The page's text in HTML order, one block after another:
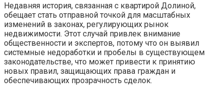
Недавняя история, связанная с квартирой Долиной,
обещает стать отправной точкой для масштабных
изменений в законах, регулирующих рынок
недвижимости. Этот случай привлек внимание
общественности и экспертов, потому что он выявил
системные недоработки и пробелы в существующем
законодательстве, что может привести к принятию
новых правил, защищающих права граждан и
обеспечивающих прозрачность сделок.